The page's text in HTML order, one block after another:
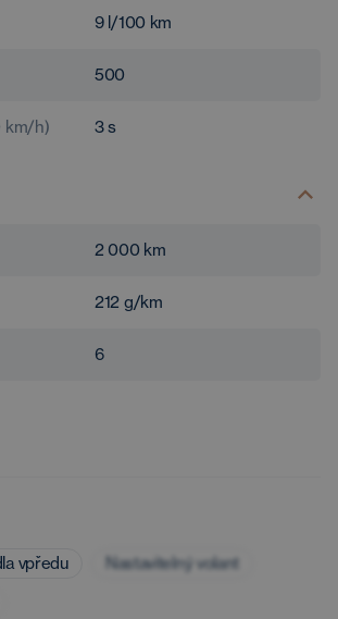
9 l/100 km
500
km/h) 3s
2 000 km
212 g/km
6
vpředu
Nastavitelný volant